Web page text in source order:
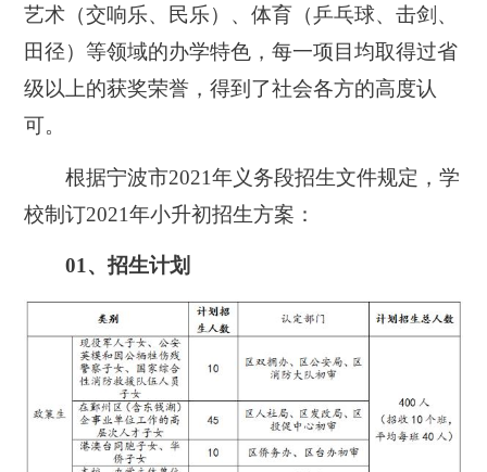
艺术（交响乐、民乐）、体育（乒乓球、击剑、
田径）等领域的办学特色，每一项目均取得过省
级以上的获奖荣誉，得到了社会各方的高度认
可。
根据宁波市2021年义务段招生文件规定，学
校制订2021年小升初招生方案：
01、招生计划